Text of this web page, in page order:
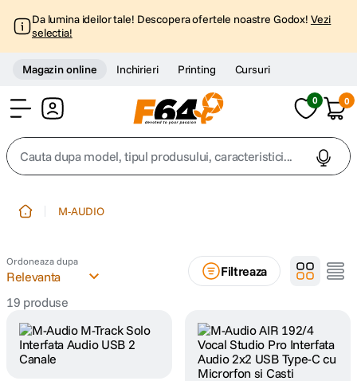
Da lumina ideilor tale! Descopera ofertele noastre Godox! Vezi
selectia!
Magazin online Inchirieri Printing Cursuri
0 0
Cauta dupa model, tipul produsului, caracteristici...
2. trepied
peak design
M-AUDIO
Ordoneaza dupa
Relevanta
Filtreaza
19 produse